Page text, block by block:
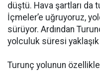
düştü. Hava şartları da
İçmeler’e uğruyoruz,
sürüyor. Ardından
yolculuk süresi
Turunç yolunun özellikle